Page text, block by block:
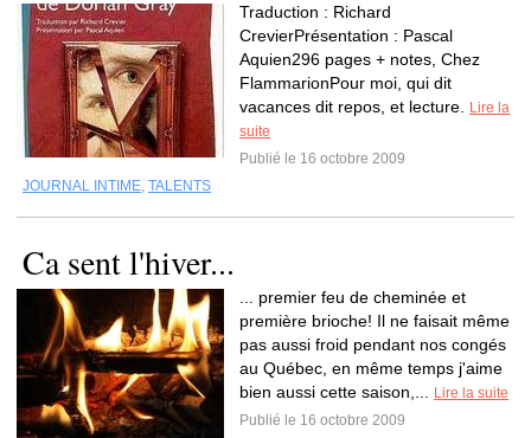
Traduction : Richard
CrevierPrésentation : Pascal
Aquien296 pages + notes, Chez
FlammarionPour moi, qui dit
vacances dit repos, et lecture.
Lire la
suite
Publié le 16 octobre 2009
JOURNAL INTIME, TALENTS
Ca sent l'hiver...
... premier feu de cheminée et
première brioche! Il ne faisait même
pas aussi froid pendant nos congés
au Québec, en même temps j'aime
bien aussi cette saison,...
Lire la suite
Publié le 16 octobre 2009